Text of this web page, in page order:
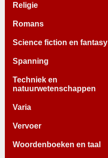
Religie
Romans
Science fiction en fantasy
Spanning
Techniek en
natuurwetenschappen
Varia
Vervoer
Woordenboeken en taal